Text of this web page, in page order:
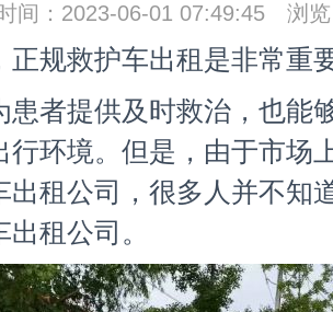
间：2023-06-01 07:49:45 浏览
正规救护车出租是非常重
患者提供及时救治，也能
行环境。但是，由于市场
出租公司，很多人并不知
租公司。